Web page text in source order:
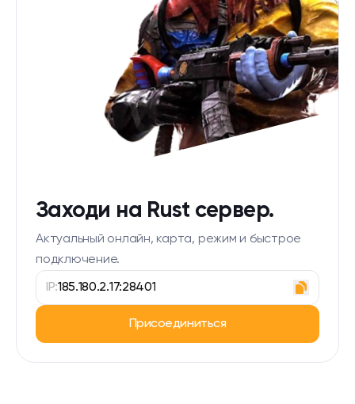
Заходи на Rust сервер.
Актуальный онлайн, карта, режим и быстрое
подключение.
IP:185.180.2.17:28401
Присоединиться